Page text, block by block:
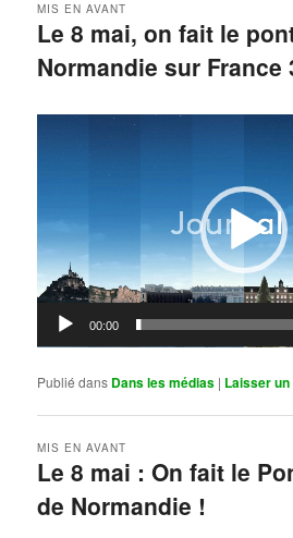
Le 8 mai, on fait le
Normandie sur France
MIS EN AVANT
00:00
Publié dans Dans les médias | Laisser
Le 8 mai : On fait le
de Normandie !
MIS EN AVANT